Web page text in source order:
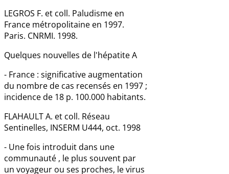
LEGROS F. et coll. Paludisme en
France métropolitaine en 1997.
Paris. CNRMI. 1998.
Quelques nouvelles de l'hépatite A
- France : significative augmentation
du nombre de cas recensés en 1997 ;
incidence de 18 p. 100.000 habitants.
FLAHAULT A. et coll. Réseau
Sentinelles, INSERM U444, oct. 1998
- Une fois introduit dans une
communauté , le plus souvent par
un voyageur ou ses proches, le virus